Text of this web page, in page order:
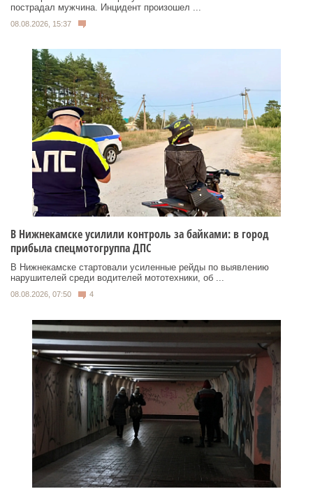
пострадал мужчина. Инцидент произошел ...
08.08.2026, 15:37
В Нижнекамске усилили контроль за байками: в город
прибыла спецмотогруппа ДПС
В Нижнекамске стартовали усиленные рейды по выявлению
нарушителей среди водителей мототехники, об ...
08.08.2026, 07:50 4